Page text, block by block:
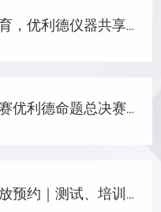
扎根高校科创培育，优利德仪器共享助力研电赛成果转化
第二十一届研电赛优利德命题总决赛晋级名单及企业专项奖名单公示
优利德实验室开放预约｜测试、培训、选型一站式服务